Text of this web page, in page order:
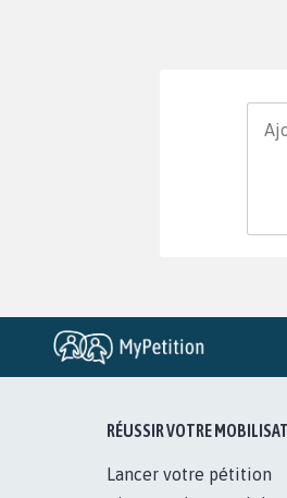
RÉUSSIR VOTRE
Lancer votre pétition